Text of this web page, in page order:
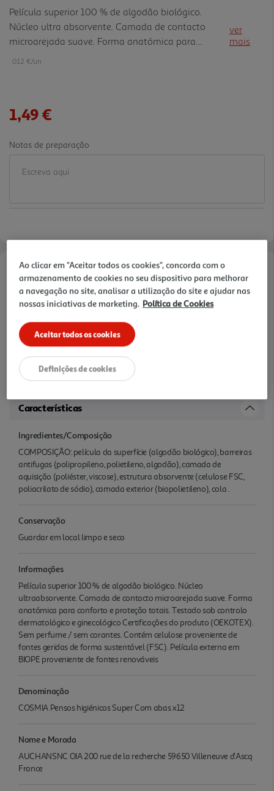
Link
para
a
mesma
página.
Película superior 100 % de algodão biológico.
Núcleo ultra absorvente. Camada de contacto
microarejada suave. Forma anatómica para
conforto e proteção totais. Testado sob controlo
forma sustentável (FSC). Película externa em BIOPE
ver
mais
0.12 €/un
1,49 €
Notas de preparação
Informações de Marketing
Película superior 100 % de algodão biológico. Núcleo ultra
anatómica para conforto e proteção totais. Testado sob controlo
dermatológico e ginecológico Certificações do produto (OEKOTEX).
Sem perfum e / sem corantes. Contém celulose proveniente de
fontes geridas de forma sustentável (FSC). Película externa em
BIOPE proveniente de fontes renováveis
Características
Ingredientes/Composição
COMPOSIÇÃO: película da superfície (algodão biológico), barreiras
antifugas (polipropileno, polietileno, algodão), camada de
aquisição (poliéster, viscose), estrutura absorvente (celulose FSC,
poliacrilato de sódio), camada exterior (biopolietileno), cola .
Conservação
Guardar em local limpo e seco
Informações
Película superior 100 % de algodão biológico. Núcleo
ultraabsorvente. Camada de contacto microarejada suave. Forma
anatómica para conforto e proteção totais. Testado sob controlo
dermatológico e ginecológico Certificações do produto (OEKOTEX).
Sem perfume / sem corantes. Contém celulose proveniente de
fontes geridas de forma sustentável (FSC). Película externa em
BIOPE proveniente de fontes renováveis
Denominação
COSMIA Pensos higiénicos Super Com abas x12
Nome e Morada
AUCHANSNC OIA 200 rue de la recherche 59650 Villeneuve d'Ascq
France
Ao clicar em "Aceitar todos os cookies", concorda com o
armazenamento de cookies no seu dispositivo para melhorar
a navegação no site, analisar a utilização do site e ajudar nas
nossas iniciativas de marketing. Política de Cookies
Aceitar todos os cookies
Definições de cookies